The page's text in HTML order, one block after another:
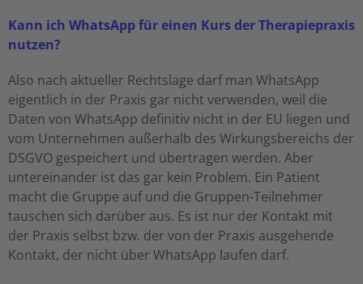
Kann ich WhatsApp für einen Kurs der Therapiepraxis
nutzen?
Also nach aktueller Rechtslage darf man WhatsApp
eigentlich in der Praxis gar nicht verwenden, weil die
Daten von WhatsApp definitiv nicht in der EU liegen und
vom Unternehmen außerhalb des Wirkungsbereichs der
DSGVO gespeichert und übertragen werden. Aber
untereinander ist das gar kein Problem. Ein Patient
macht die Gruppe auf und die Gruppen-Teilnehmer
tauschen sich darüber aus. Es ist nur der Kontakt mit
der Praxis selbst bzw. der von der Praxis ausgehende
Kontakt, der nicht über WhatsApp laufen darf.